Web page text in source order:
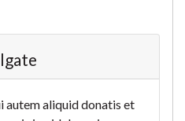
autem aliquid donatis et